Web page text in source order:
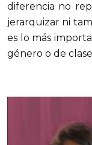
diferencia no
jerarquizar ni
es lo más
género o de clase